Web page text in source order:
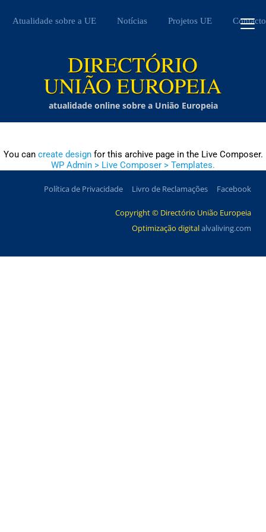
Atualidade sobre a UE Notícias Projetos UE Contacto
atualidade online sobre a União Europeia
You can create designfor this archive page in the Live Composer.
WP Admin > Live Composer > Templates.
Política de Privacidade Livro de Reclamações Facebook
Copyright © Directório União Europeia
Optimização digitalalvaliving.com